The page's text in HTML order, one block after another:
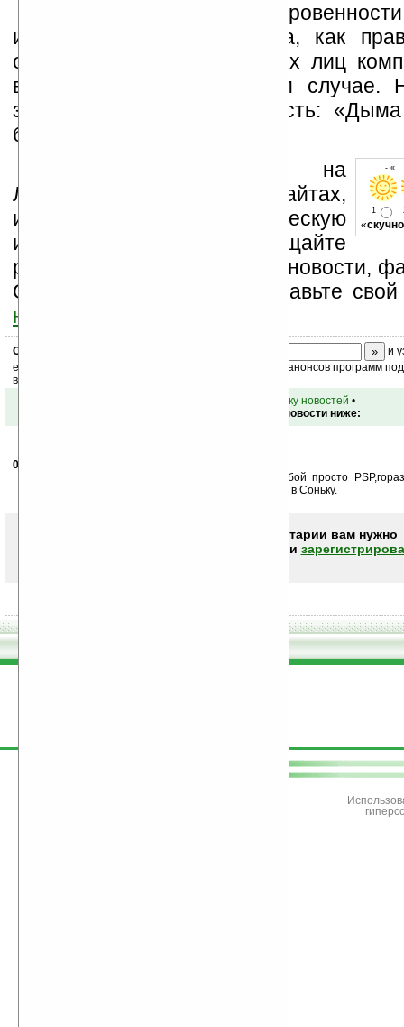
После порывов
изречениям Джима Райана, как
опровержение официальных лиц
всего, так будет и в этом случае.
забывать народную мудрость:
бывает». А идея – хорошая.
- «
1
«скучно
Устанавливайте линк на
Ладошки на своих сайтах,
изучайте коммерческую
информацию, посещайте
разделы сайта (форум, чат, новости,
Оцените эту новость и оставьте
ниже на странице
Скоро
и
ежедневный или еженедельный дайджест новостей, анонсов программ
ваш почтовый ящик.
вернуться к списку новостей •
Обсуждение этой новости ниже:
04.12.2007
Суперская идея,хочу не могу.Зачем таскать с собой просто
мобильным телефоном,на котором можно поиграть в Соньку.
Чтобы писать комментарии вам нужно
или